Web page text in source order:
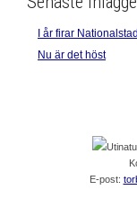
I år firar
Nu är det höst
E-post: